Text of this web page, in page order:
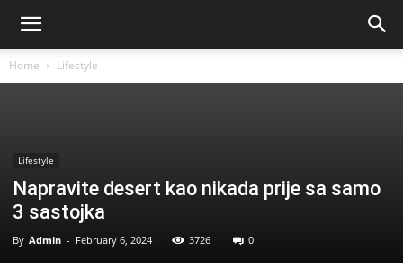
Home Lifestyle
Lifestyle
Napravite desert kao nikada prije sa samo
3 sastojka
By Admin - February 6, 2024 3726 0